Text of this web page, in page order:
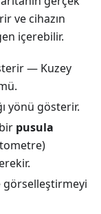
ve cihazın
içerebilir.
— Kuzey
yönü gösterir.
pusula
görselleştirmeyi